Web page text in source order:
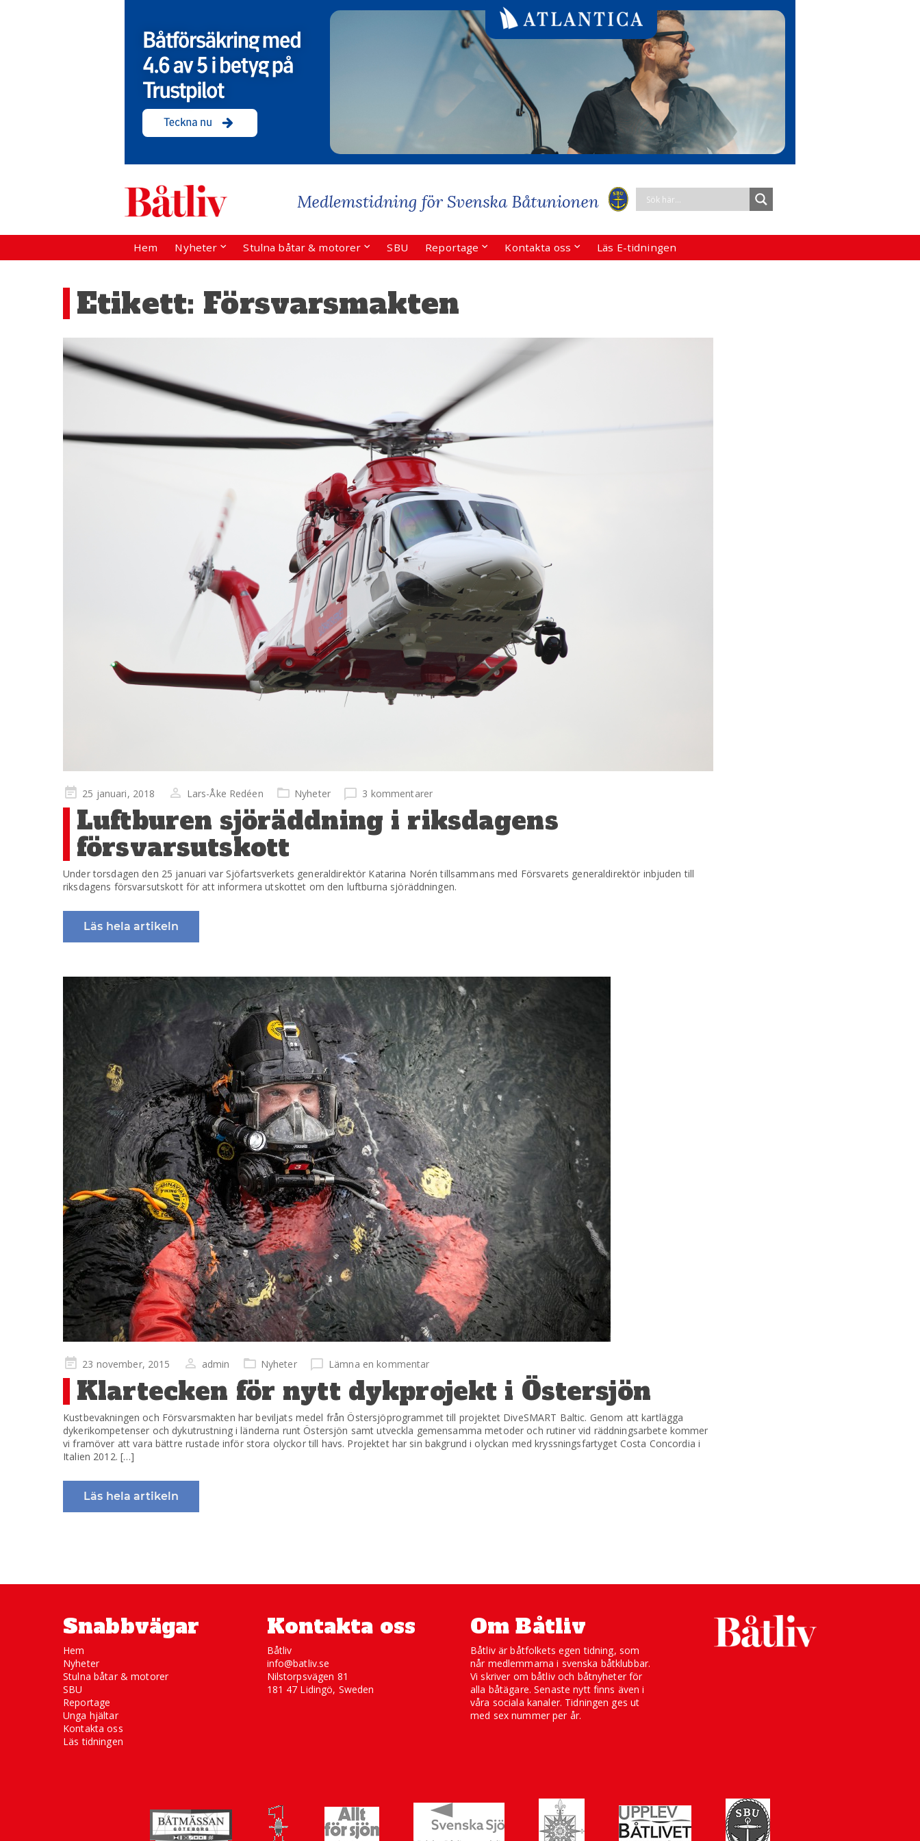
Hem Nyheter Stulna båtar & motorer SBU Reportage Kontakta oss Läs E-tidningen
Etikett: Försvarsmakten
Publicerad
på
25 januari, 2018 Lars-Åke Redéen Nyheter 3 kommentarer
Luftburen sjöräddning i riksdagens
försvarsutskott
Under torsdagen den 25 januari var Sjöfartsverkets generaldirektör Katarina Norén tillsammans med Försvarets generaldirektör inbjuden till
riksdagens försvarsutskott för att informera utskottet om den luftburna sjöräddningen.
Läs hela artikeln
Publicerad
på
23 november, 2015 admin Nyheter Lämna en kommentar
Klartecken för nytt dykprojekt i Östersjön
Kustbevakningen och Försvarsmakten har beviljats medel från Östersjöprogrammet till projektet DiveSMART Baltic. Genom att kartlägga
dykerikompetenser och dykutrustning i länderna runt Östersjön samt utveckla gemensamma metoder och rutiner vid räddningsarbete kommer
vi framöver att vara bättre rustade inför stora olyckor till havs. Projektet har sin bakgrund i olyckan med kryssningsfartyget Costa Concordia i
Italien 2012. […]
Läs hela artikeln
Snabbvägar
Hem
Nyheter
Stulna båtar & motorer
SBU
Reportage
Unga hjältar
Kontakta oss
Läs tidningen
Kontakta oss
Båtliv
info@batliv.se
Nilstorpsvägen 81
181 47 Lidingö, Sweden
Om Båtliv
Båtliv är båtfolkets egen tidning, som
når medlemmarna i svenska båtklubbar.
Vi skriver om båtliv och båtnyheter för
alla båtägare. Senaste nytt finns även i
våra sociala kanaler. Tidningen ges ut
med sex nummer per år.